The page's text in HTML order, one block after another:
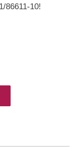
86611-10!